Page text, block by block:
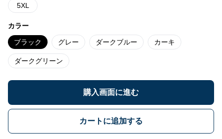
5XL
カラー
ブラック グレー ダークブルー カーキ
ダークグリーン
購入画面に進む
カートに追加する